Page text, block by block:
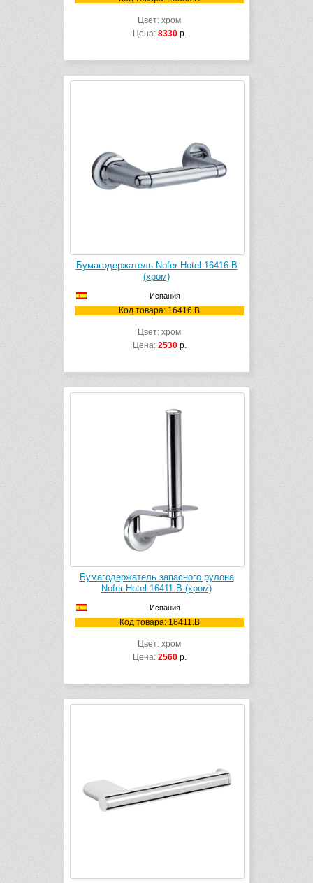
Цвет: хром
Цена: 8330р.
Бумагодержатель Nofer Hotel 16416.B
(хром)
Испания
Код товара: 16416.B
Цвет: хром
Цена: 2530р.
Бумагодержатель запасного рулона
Nofer Hotel 16411.B (хром)
Испания
Код товара: 16411.B
Цвет: хром
Цена: 2560р.